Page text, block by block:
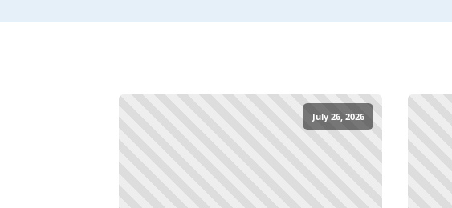
July 26, 2026